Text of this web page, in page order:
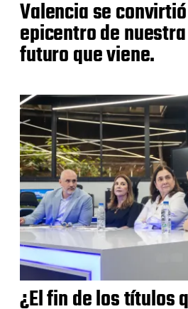
Valencia se
epicentro de
futuro que viene.
¿El fin de los títulos